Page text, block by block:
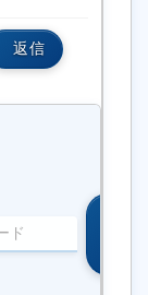
返信